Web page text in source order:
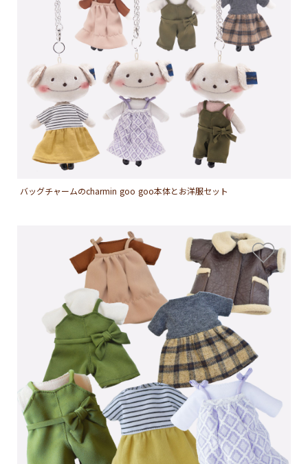
バッグチャームのcharmin goo goo本体とお洋服セット